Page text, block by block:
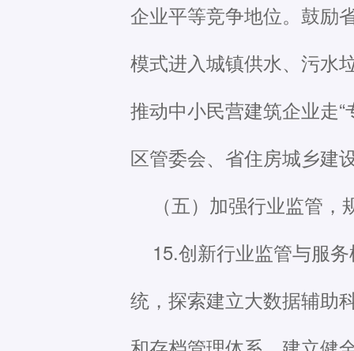
企业平等竞争地位。鼓励
模式进入城镇供水、污水
推动中小民营建筑企业走
区管委会、省住房城乡建
（五）加强行业监管
15.创新行业监管与服
统，探索建立大数据辅助